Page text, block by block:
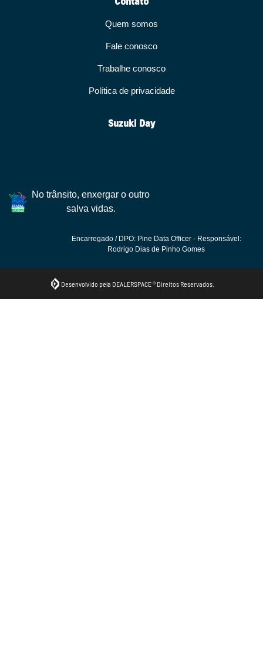
Quem somos
Fale conosco
Trabalhe conosco
Política de privacidade
Suzuki Day
No trânsito, enxergar o outro
salva vidas.
Desenvolvido pela DEALERSPACE ® Direitos Reservados.